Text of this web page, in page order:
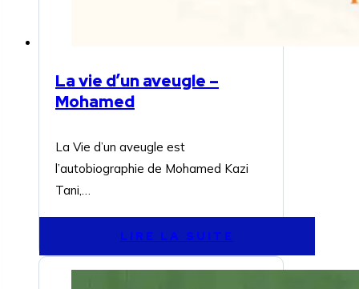
La vie d’un aveugle –
Mohamed
La Vie d’un aveugle est
l’autobiographie de Mohamed Kazi
Tani,…
LIRE LA SUITE